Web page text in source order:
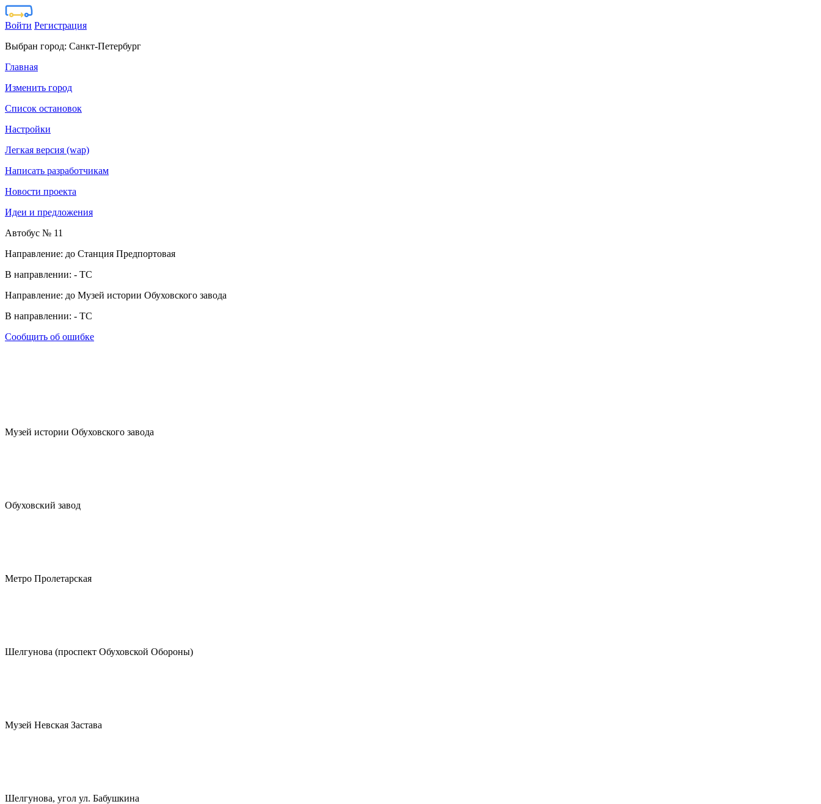
Войти Регистрация
Выбран город: Санкт-Петербург
Главная
Изменить город
Список остановок
Настройки
Легкая версия (wap)
Написать разработчикам
Новости проекта
Идеи и предложения
Автобус № 11
Направление: до Станция Предпортовая
В направлении: - ТС
Направление: до Музей истории Обуховского завода
В направлении: - ТС
Сообщить об ошибке
Музей истории Обуховского завода
Обуховский завод
Метро Пролетарская
Шелгунова (проспект Обуховской Обороны)
Музей Невская Застава
Шелгунова, угол ул. Бабушкина